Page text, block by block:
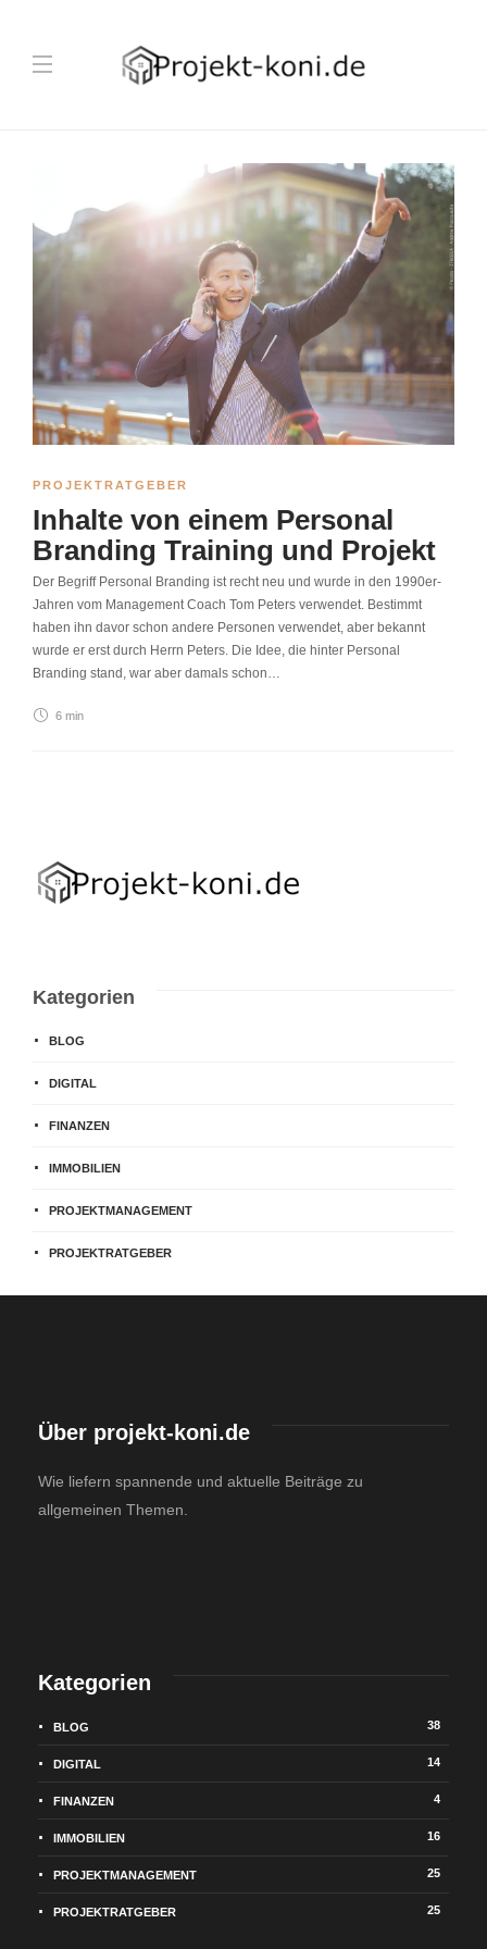
PROJEKTRATGEBER
Inhalte von einem Personal
Branding Training und Projekt
Der Begriff Personal Branding ist recht neu und wurde in den 1990er-
Jahren vom Management Coach Tom Peters verwendet. Bestimmt
haben ihn davor schon andere Personen verwendet, aber bekannt
wurde er erst durch Herrn Peters. Die Idee, die hinter Personal
Branding stand, war aber damals schon…
6 min
Kategorien
BLOG
DIGITAL
FINANZEN
IMMOBILIEN
PROJEKTMANAGEMENT
PROJEKTRATGEBER
Über projekt-koni.de
Wie liefern spannende und aktuelle Beiträge zu
allgemeinen Themen.
Kategorien
BLOG 38
DIGITAL 14
FINANZEN 4
IMMOBILIEN 16
PROJEKTMANAGEMENT 25
PROJEKTRATGEBER 25